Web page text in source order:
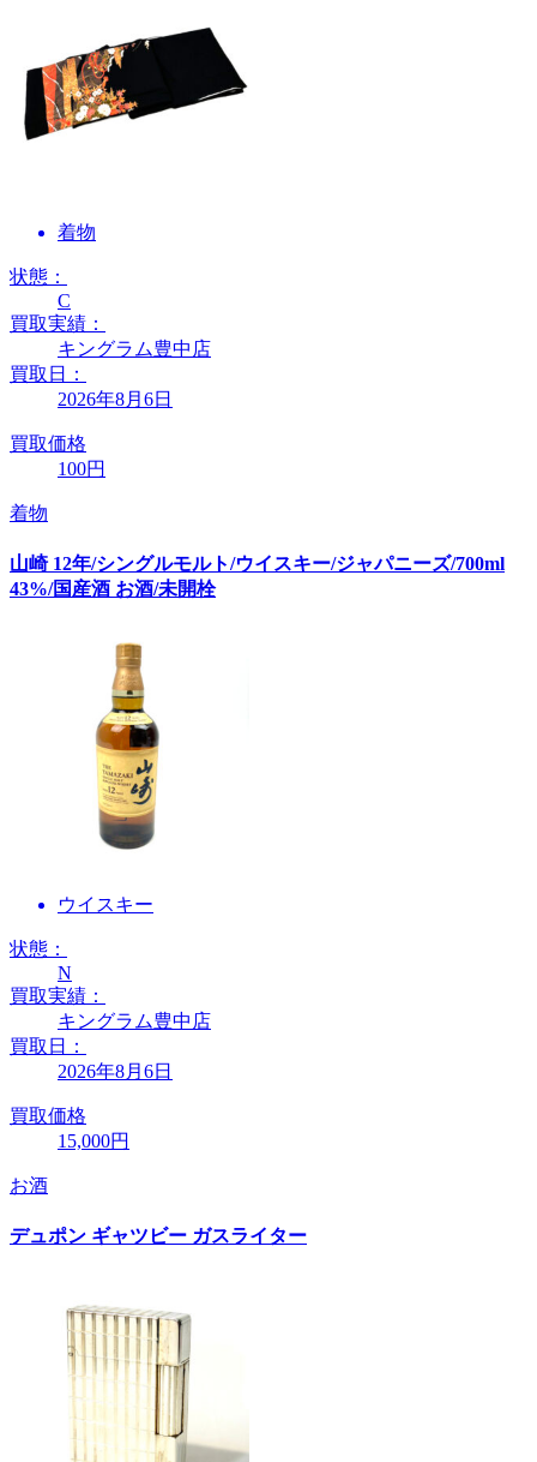
着物
状態：
C
買取実績：
キングラム豊中店
買取日：
2026年8月6日
買取価格
100円
着物
山崎 12年/シングルモルト/ウイスキー/ジャパニーズ/700ml
43%/国産酒 お酒/未開栓
ウイスキー
状態：
N
買取実績：
キングラム豊中店
買取日：
2026年8月6日
買取価格
15,000円
お酒
デュポン ギャツビー ガスライター